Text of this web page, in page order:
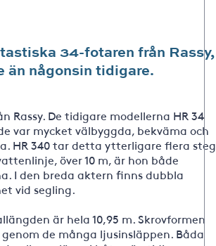
34-fotaren från Rassy,
än någonsin tidigare.
Rassy. De tidigare modellerna HR 34
var mycket välbyggda, bekväma och
HR 340 tar detta ytterligare flera steg
över 10 m, är hon både
I den breda aktern finns dubbla
vid segling.
är hela 10,95 m. Skrovformen
de många ljusinsläppen. Båda